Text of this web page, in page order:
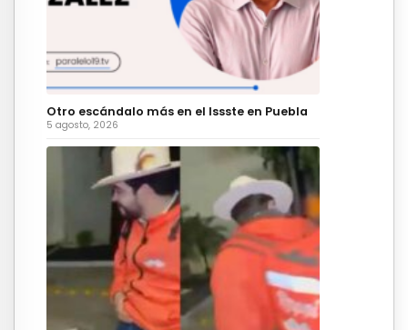
Otro escándalo más en el Issste en Puebla
5 agosto, 2026